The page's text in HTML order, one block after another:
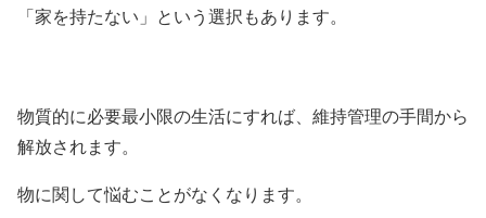
「家を持たない」という選択もあります。
物質的に必要最小限の生活にすれば、維持管理の手間から
解放されます。
物に関して悩むことがなくなります。